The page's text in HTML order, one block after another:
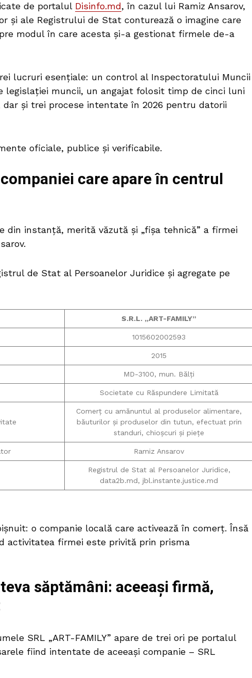
de portalul Disinfo.md, în cazul lui Ramiz Ansarov,
și ale Registrului de Stat conturează o imagine care
modul în care acesta și-a gestionat firmele de-a
lucruri esențiale: un control al Inspectoratului Muncii
legislației muncii, un angajat folosit timp de cinci luni
și trei procese intentate în 2026 pentru datorii
oficiale, publice și verificabile.
care apare în centrul
din instanță, merită văzută și „fișa tehnică” a firmei
de Stat al Persoanelor Juridice și agregate pe
S.R.L. „ART-FAMILY”
1015602002593
2015
MD-3100, mun. Bălți
Societate cu Răspundere Limitată
Comerț cu amănuntul al produselor alimentare,
băuturilor și produselor din tutun, efectuat prin
standuri, chioșcuri și piețe
Ramiz Ansarov
Registrul de Stat al Persoanelor Juridice,
data2b.md, jbl.instante.justice.md
o companie locală care activează în comerț. Însă
activitatea firmei este privită prin prisma
săptămâni: aceeași firmă,
SRL „ART-FAMILY” apare de trei ori pe portalul
fiind intentate de aceeași companie – SRL